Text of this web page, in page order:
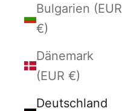
Bulgarien (EUR
€)
Dänemark
(EUR €)
Deutschland